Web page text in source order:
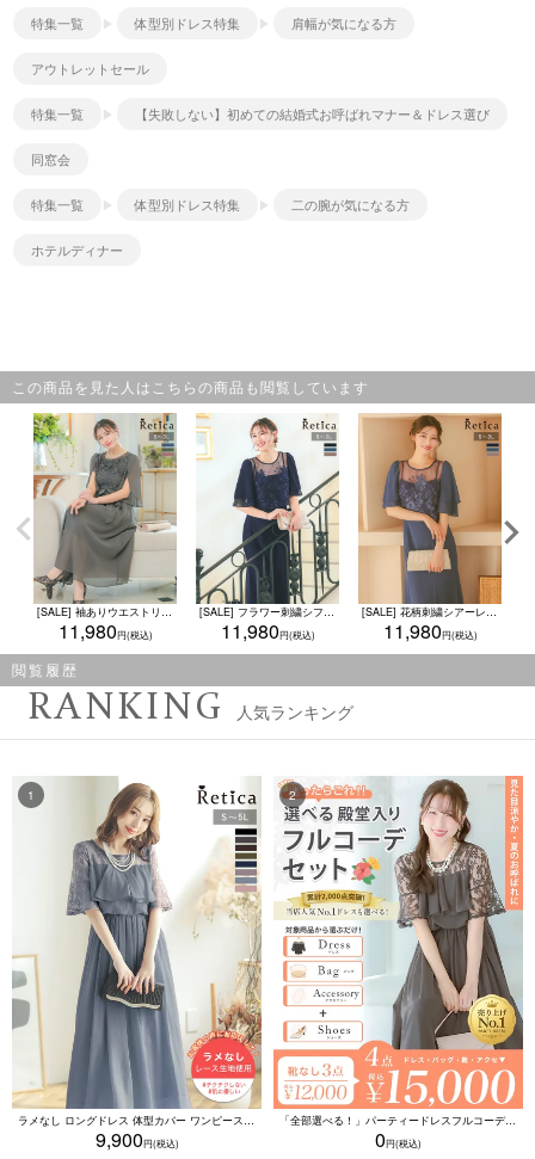
特集一覧 体型別ドレス特集 肩幅が気になる方
アウトレットセール
特集一覧 【失敗しない】初めての結婚式お呼ばれマナー＆ドレス選び
同窓会
特集一覧 体型別ドレス特集 二の腕が気になる方
ホテルディナー
この商品を見た人はこちらの商品も閲覧しています
[SALE] 袖ありウエストリボン付きフラワーレース×シフォンフレアパーティードレス(Sサイズ～3Lサイズ)
11,980
[SALE] フラワー刺繍シフォンスリーブワンピースパーティードレス(Sサイズ～3Lサイズ)
11,980
[SALE] 花柄刺繍シアーレース切り替えワンピースパーティードレス (Sサイズ～3Lサイズ)
11,980
閲覧履歴
RANKING 人気ランキング
ラメなし ロングドレス 体型カバー ワンピース 敏感肌対応 結婚式 二次会 お呼ばれ 大人 上品 (Sサイズ～5Lサイズ)
9,900
「全部選べる！」パーティードレスフルコーデセット (ドレス1点＋バッグ1点＋アクセ1点+靴1足/4点15000円(税込)/靴なしで12000円(税込))
0